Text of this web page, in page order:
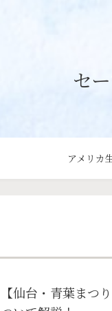
セ
アメリカ
【仙台・青葉まつ